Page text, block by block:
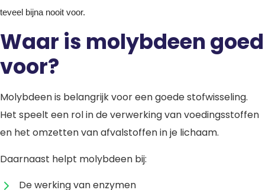
teveel bijna nooit voor.
Waar is molybdeen goed
voor?
Molybdeen is belangrijk voor een goede stofwisseling.
Het speelt een rol in de verwerking van voedingsstoffen
en het omzetten van afvalstoffen in je lichaam.
Daarnaast helpt molybdeen bij:
De werking van enzymen